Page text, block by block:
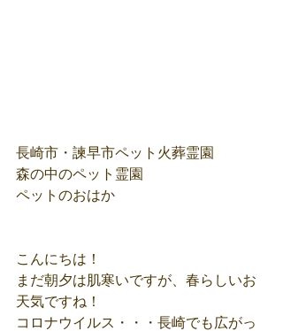
長崎市・諫早市ペット火葬霊園
森の中のペット霊園
ペットのおはか
こんにちは！
まだ朝夕は肌寒いですが、春らしいお
天気ですね！
コロナウイルス・・・長崎でも広がっ